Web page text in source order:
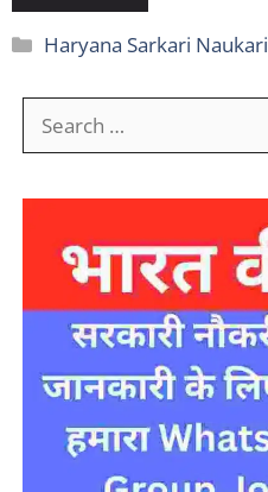
Categories
Haryana Sarkari Naukari
for: